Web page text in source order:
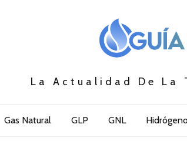
La Actualidad De La
Gas Natural GLP GNL Hidrógeno